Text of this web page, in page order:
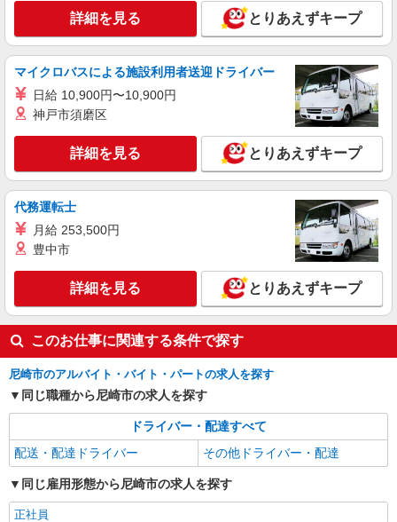
テクノロジーズ
キープ 詳細を見る
アルバイト パート
株式会社ジェイトップ 尼崎配送センター
時給 1.300円 配送助手 ※運転はありませ
円×8時間×22日＋残業2時間×1,625円×22日＝
300,300円 ・交通費支給（上限1万/月）
兵庫県尼崎市元浜町5-83-1 エディオン尼崎セ
詳細を見る
時給1,184円 〇時間外勤務手当 〇土日祝勤務
手当 〇無事故無違反表彰金 〇年末年始勤務手当
エイジフリーハウス尼崎南武庫之荘 兵庫県尼
崎市南武庫之荘10丁目1-7
キープ 詳細を見る
詳細を見る とりあえずキープ
マイクロバスによる施設利用者送迎ドライバー
日給 10,900円〜10,900円
神戸市須磨区
詳細を見る とりあえずキープ
代務運転士
月給 253,500円
豊中市
詳細を見る とりあえずキープ
このお仕事に関連する条件で探す
尼崎市のアルバイト・バイト・パートの求人を探す
同じ職種から尼崎市の求人を探す
ドライバー・配達すべて
配送・配達ドライバー
その他ドライバー・配達
同じ雇用形態から尼崎市の求人を探す
正社員